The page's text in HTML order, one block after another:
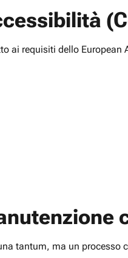
ai requisiti dello European
tantum, ma un processo